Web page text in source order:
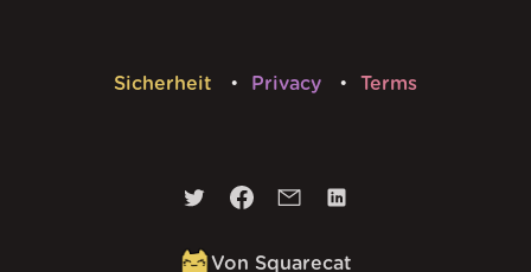
Sicherheit Privacy Terms
Von Squarecat